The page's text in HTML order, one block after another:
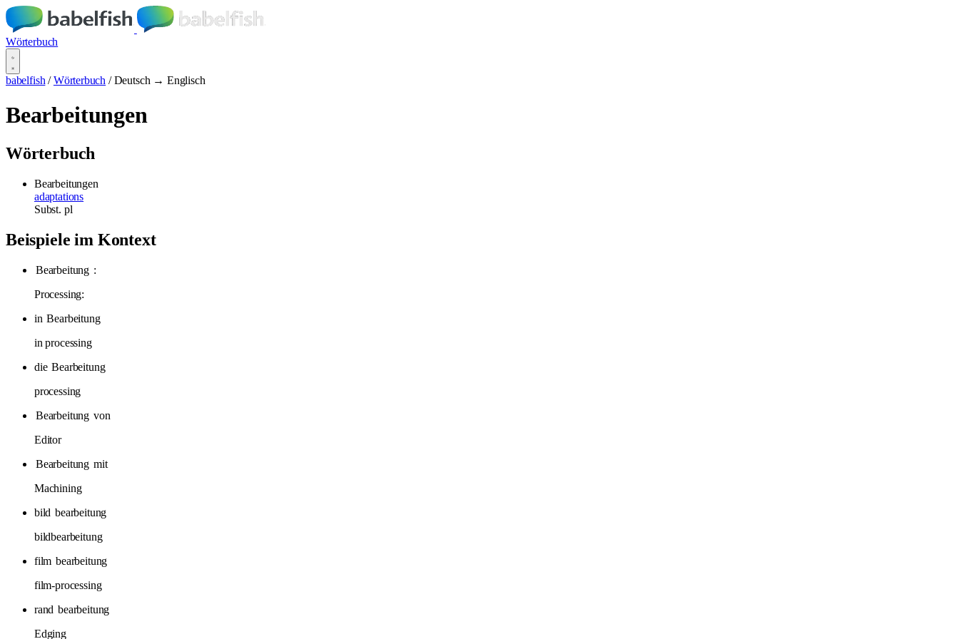
Wörterbuch
babelfish / Wörterbuch / Deutsch → Englisch
Bearbeitungen
Wörterbuch
Bearbeitungen
adaptations
Subst. pl
Beispiele im Kontext
Bearbeitung :
Processing:
in Bearbeitung
in processing
die Bearbeitung
processing
Bearbeitung von
Editor
Bearbeitung mit
Machining
bild bearbeitung
bildbearbeitung
film bearbeitung
film-processing
rand bearbeitung
Edging